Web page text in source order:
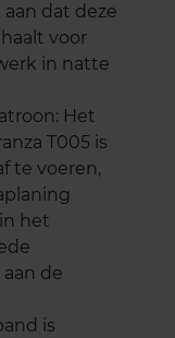
dat deze
voor
in natte
Het
T005 is
te voeren,
het
de
is